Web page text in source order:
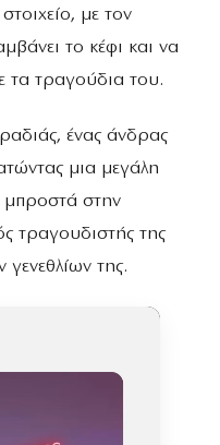
με τον
το κέφι και να
τα τραγούδια του.
ένας άνδρας
μια μεγάλη
μπροστά στην
τραγουδιστής της
της.